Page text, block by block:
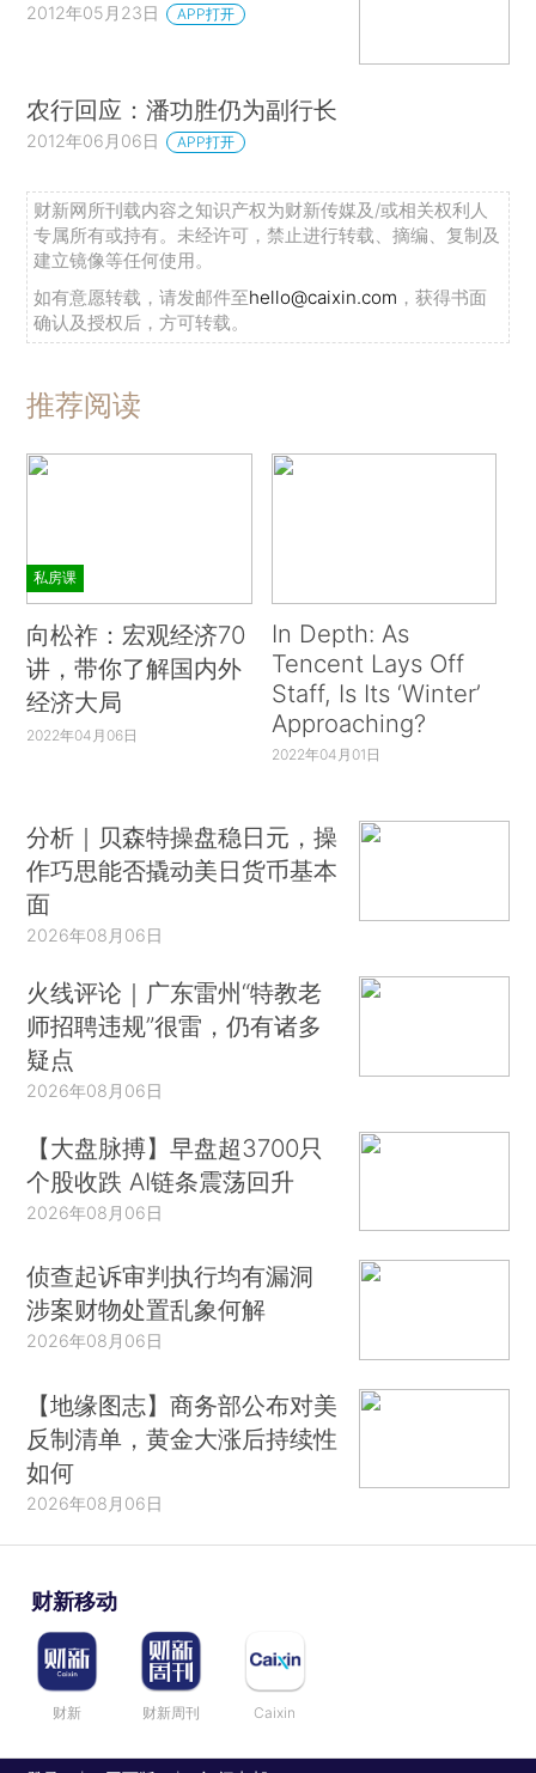
2012年05月23日 APP打开
农行回应：潘功胜仍为副行长
2012年06月06日 APP打开
财新网所刊载内容之知识产权为财新传媒及/或相关权利人
专属所有或持有。未经许可，禁止进行转载、摘编、复制及
建立镜像等任何使用。
如有意愿转载，请发邮件至hello@caixin.com ，获得书面
确认及授权后，方可转载。
推荐阅读
私房课
向松祚：宏观经济70
讲，带你了解国内外
经济大局
2022年04月06日
In Depth: As
Tencent Lays Off
Staff, Is Its ‘Winter’
Approaching?
2022年04月01日
分析｜贝森特操盘稳日元，操
作巧思能否撬动美日货币基本
面
2026年08月06日
火线评论｜广东雷州“特教老
师招聘违规”很雷，仍有诸多
疑点
2026年08月06日
【大盘脉搏】早盘超3700只
个股收跌 AI链条震荡回升
2026年08月06日
侦查起诉审判执行均有漏洞
涉案财物处置乱象何解
2026年08月06日
【地缘图志】商务部公布对美
反制清单，黄金大涨后持续性
如何
2026年08月06日
财新移动
财新 财新周刊 Caixin